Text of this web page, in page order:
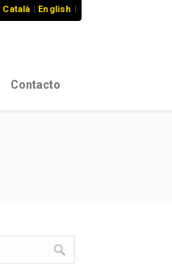
Català | English |
Contacto